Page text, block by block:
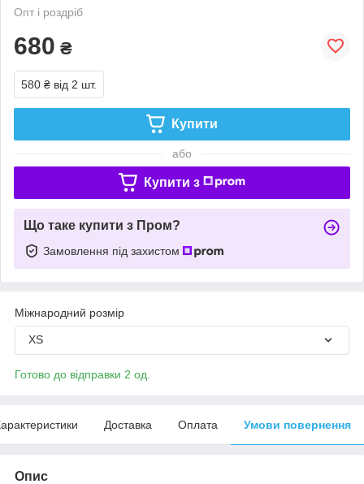
Опт і роздріб
680 ₴
580 ₴ від 2 шт.
Купити
або
Купити з
Що таке купити з Пром?
Замовлення під захистом
Міжнародний розмір
XS
Готово до відправки 2 од.
Доставка Оплата Умови повернення
Опис